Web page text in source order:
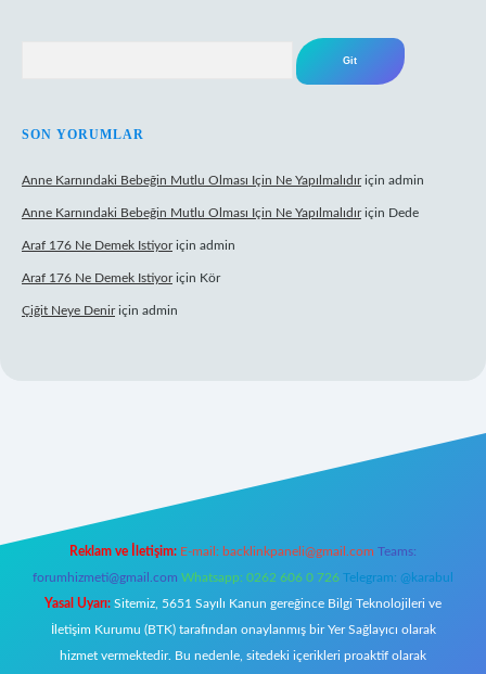
SON YORUMLAR
Anne Karnındaki Bebeğin Mutlu Olması Için Ne Yapılmalıdıriçin admin
Anne Karnındaki Bebeğin Mutlu Olması Için Ne Yapılmalıdıriçin Dede
Araf 176 Ne Demek Istiyoriçin admin
Araf 176 Ne Demek Istiyoriçin Kör
Çiğit Neye Deniriçin admin
Reklam ve İletişim: E-mail: backlinkpaneli@gmail.com Teams:
forumhizmeti@gmail.com Whatsapp: 0262 606 0 726 Telegram: @karabul
Yasal Uyarı: Sitemiz, 5651 Sayılı Kanun gereğince Bilgi Teknolojileri ve
İletişim Kurumu (BTK) tarafından onaylanmış bir Yer Sağlayıcı olarak
hizmet vermektedir. Bu nedenle, sitedeki içerikleri proaktif olarak